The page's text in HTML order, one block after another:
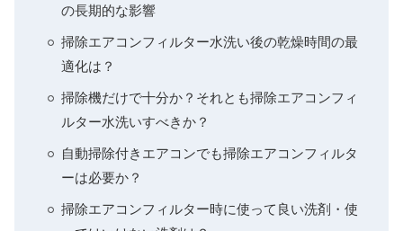
の長期的な影響
掃除エアコンフィルター水洗い後の乾燥時間の最
適化は？
掃除機だけで十分か？それとも掃除エアコンフィ
ルター水洗いすべきか？
自動掃除付きエアコンでも掃除エアコンフィルタ
ーは必要か？
掃除エアコンフィルター時に使って良い洗剤・使